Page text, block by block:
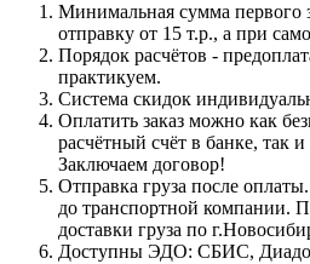
Минимальная сумма первого
отправку от 15 т.р., а при
Порядок расчётов -
практикуем.
Система скидок
Оплатить заказ можно как
расчётный счёт в банке, так
Заключаем договор!
Отправка груза после
до транспортной компании.
доставки груза по
Доступны ЭДО: СБИС,